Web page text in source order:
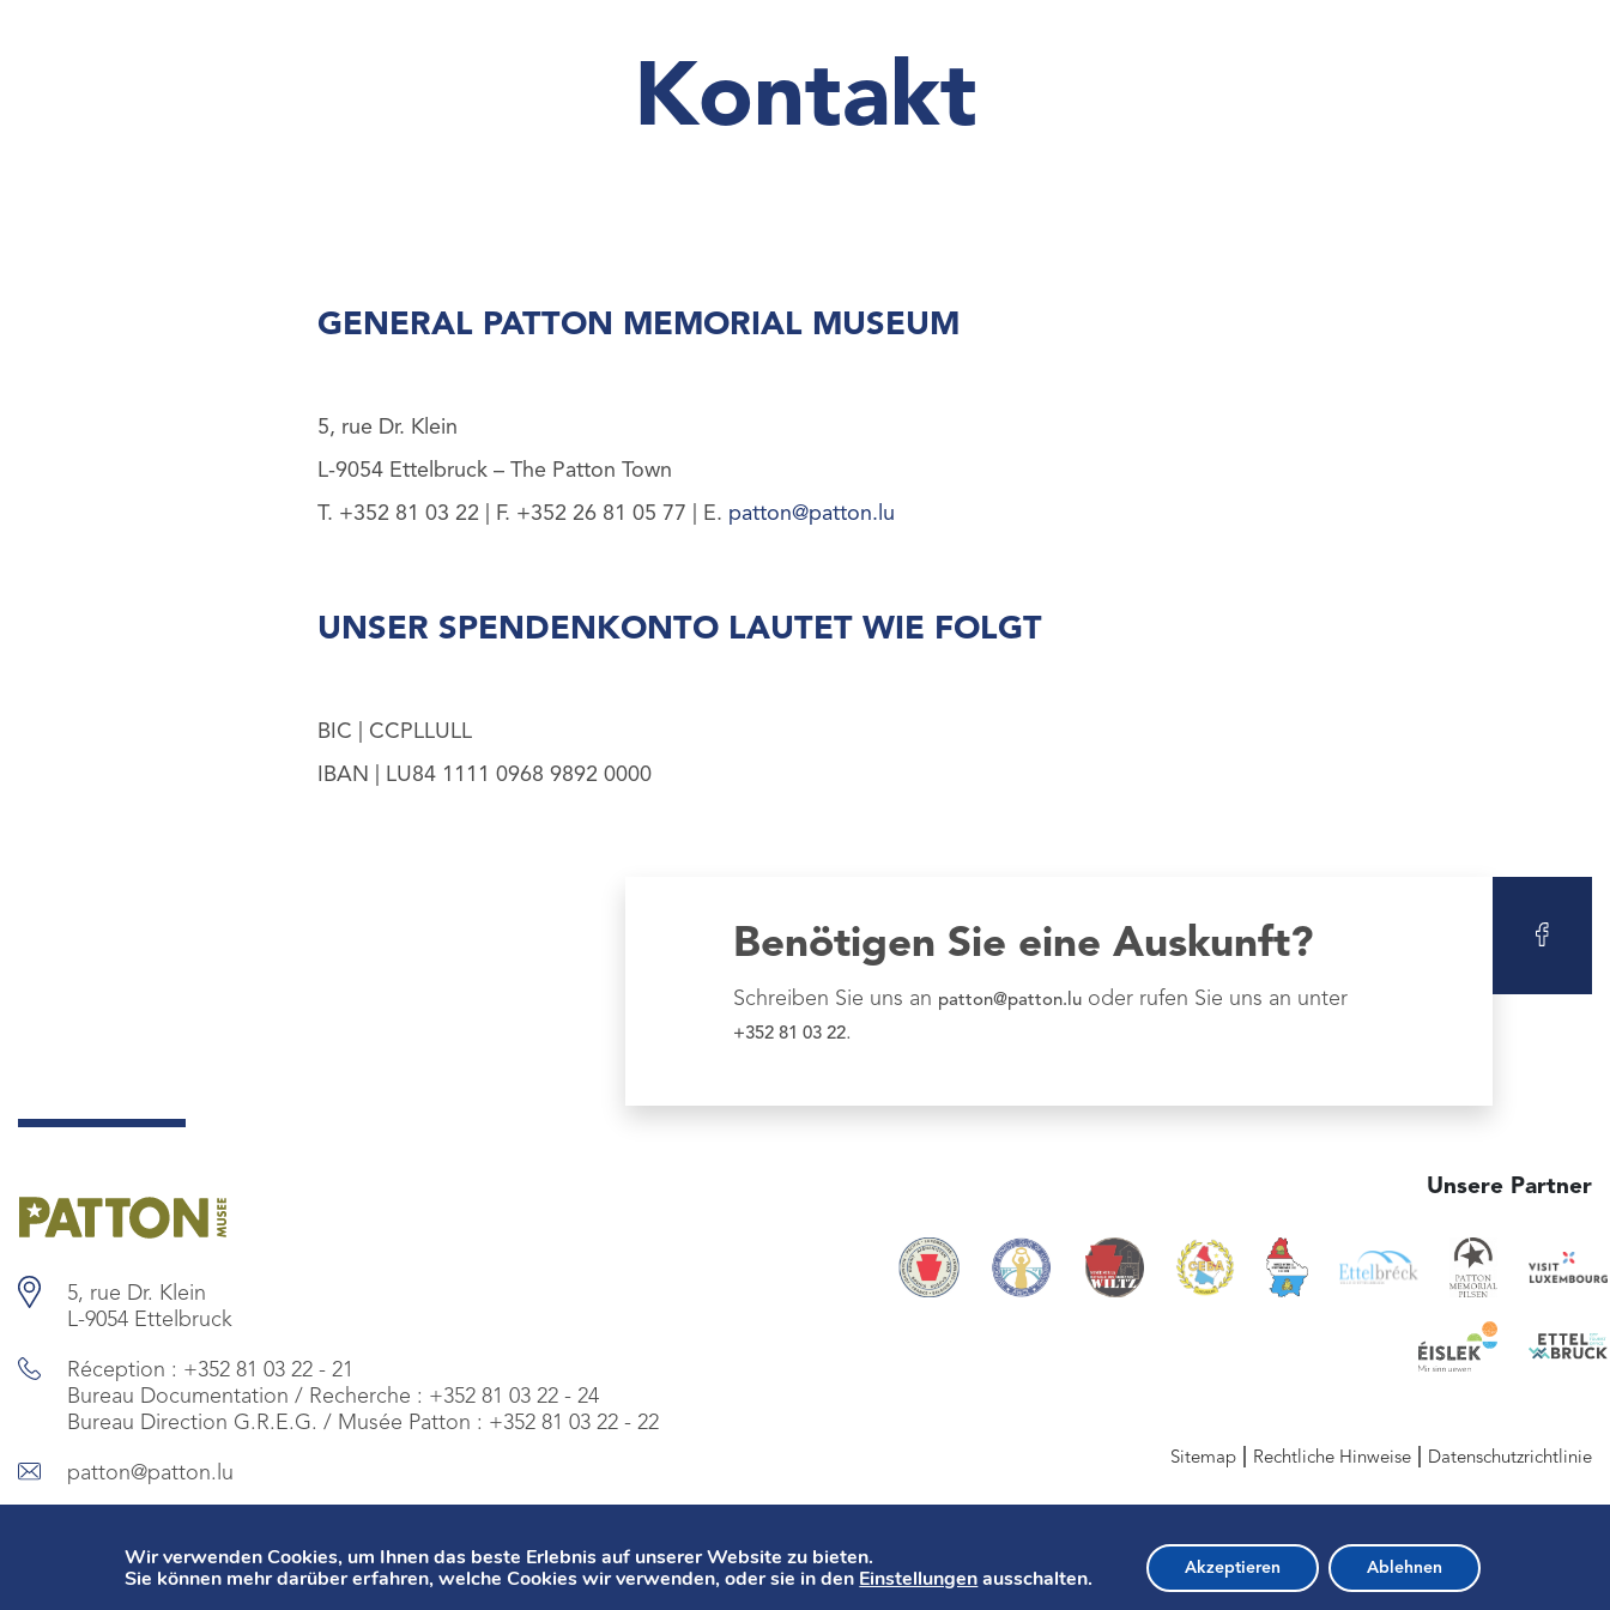
Kontakt
GENERAL PATTON MEMORIAL MUSEUM
5, rue Dr. Klein
L-9054 Ettelbruck – The Patton Town
T. +352 81 03 22 | F. +352 26 81 05 77 | E. patton@patton.lu
UNSER SPENDENKONTO LAUTET WIE FOLGT
BIC | CCPLLULL
IBAN | LU84 1111 0968 9892 0000
Benötigen Sie eine Auskunft?
Schreiben Sie uns an patton@patton.luoder rufen Sie uns an unter
+352 81 03 22.
5, rue Dr. Klein
L-9054 Ettelbruck
Réception : +352 81 03 22 - 21
Bureau Documentation / Recherche : +352 81 03 22 - 24
Bureau Direction G.R.E.G. / Musée Patton : +352 81 03 22 - 22
patton@patton.lu
Unsere Partner
Sitemap Rechtliche Hinweise Datenschutzrichtlinie
Wir verwenden Cookies, um Ihnen das beste Erlebnis auf unserer Website zu bieten.
Sie können mehr darüber erfahren, welche Cookies wir verwenden, oder sie in den Einstellungenausschalten. Akzeptieren Ablehnen